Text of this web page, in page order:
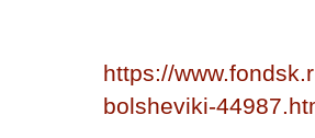
https://
bolsheviki-